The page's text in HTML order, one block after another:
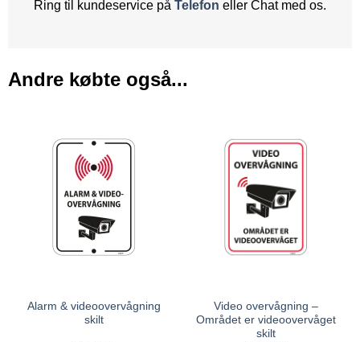
Ring til kundeservice på Telefon eller Chat med os.
Andre købte også...
Alarm & videoovervågning
skilt
Video overvågning –
Området er videoovervåget
skilt